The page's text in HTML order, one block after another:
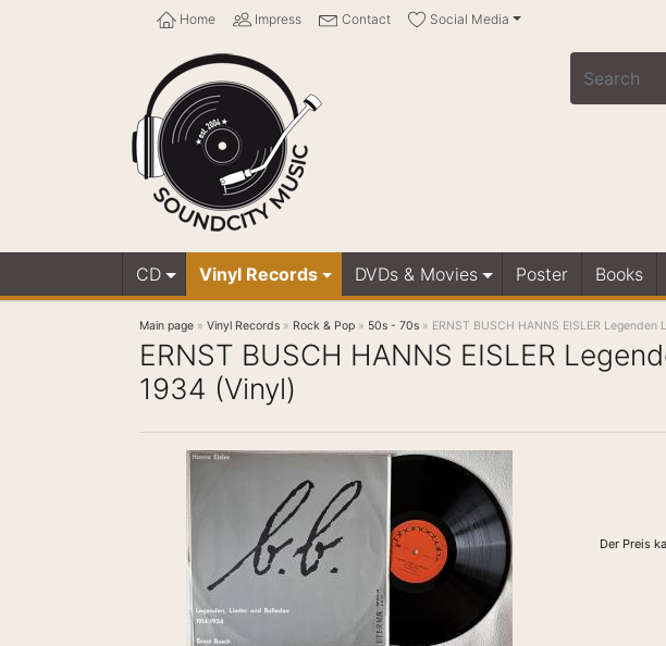
Home Impress Contact Social Media
CD Vinyl Records DVDs & Movies Poster Books
Main page » Vinyl Records » Rock & Pop » 50s - 70s » ERNST BUSCH HANNS EISLER
ERNST BUSCH HANNS EISLER
1934 (Vinyl)
Der Preis